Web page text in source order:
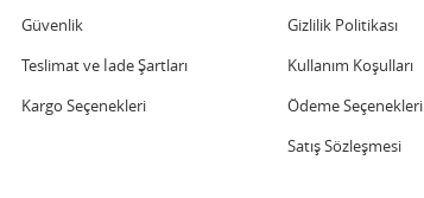
Güvenlik
Teslimat ve İade Şartları
Kargo Seçenekleri
Gizlilik Politikası
Kullanım Koşulları
Ödeme Seçenekleri
Satış Sözleşmesi